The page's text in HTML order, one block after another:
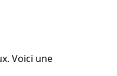
Voici une